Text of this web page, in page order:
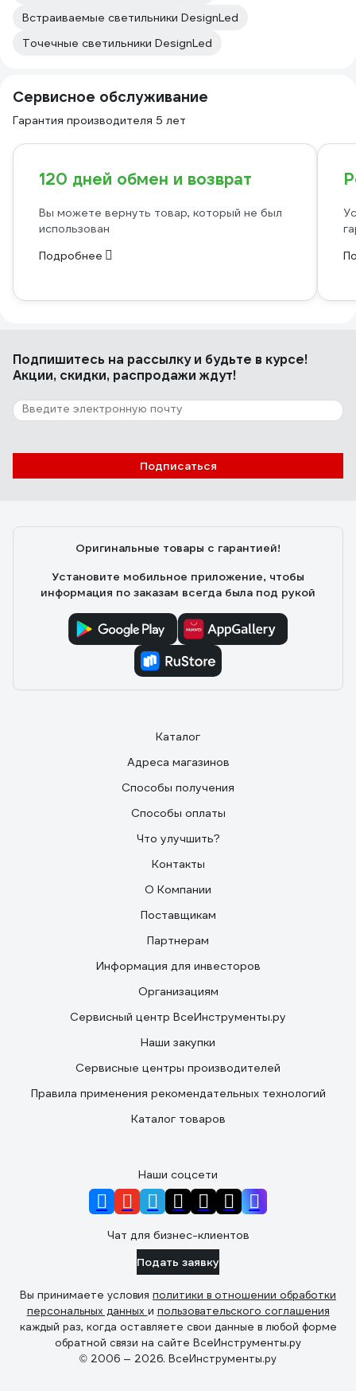
Встраиваемые светильники DesignLed
Точечные светильники DesignLed
Сервисное обслуживание
Гарантия производителя 5 лет
120 дней обмен и возврат
Вы можете вернуть товар, который не был
использован
Подробнее
Подпишитесь на рассылкуи будьте в курсе!
Акции, скидки, распродажи ждут!
Подписаться
Оригинальные товары с гарантией!
Установите мобильное приложение, чтобы
информация по заказам всегда была под рукой
Каталог
Адреса магазинов
Способы получения
Способы оплаты
Что улучшить?
Контакты
О Компании
Поставщикам
Партнерам
Информация для инвесторов
Организациям
Сервисный центр ВсеИнструменты.ру
Наши закупки
Сервисные центры производителей
Правила применения рекомендательных технологий
Каталог товаров
Наши соцсети
Чат для бизнес-клиентов
Подать заявку
Вы принимаете условия политики в отношении обработки
персональных данных и пользовательского соглашения
каждый раз, когда оставляете свои данные в любой форме
обратной связи на сайте ВсеИнструменты.ру
© 2006 — 2026. ВсеИнструменты.ру